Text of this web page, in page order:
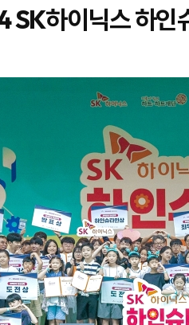
SK하이닉스 하인